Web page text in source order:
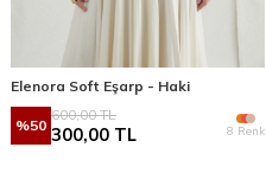
Elenora Soft Eşarp - Haki
%50
600,00TL
300,00 TL 8 Renk